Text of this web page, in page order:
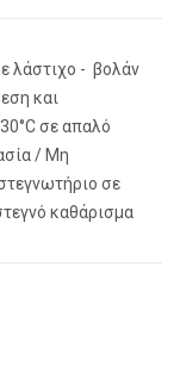
λάστιχο - βολάν
και
σε απαλό
/ Μη
σε
καθάρισμα